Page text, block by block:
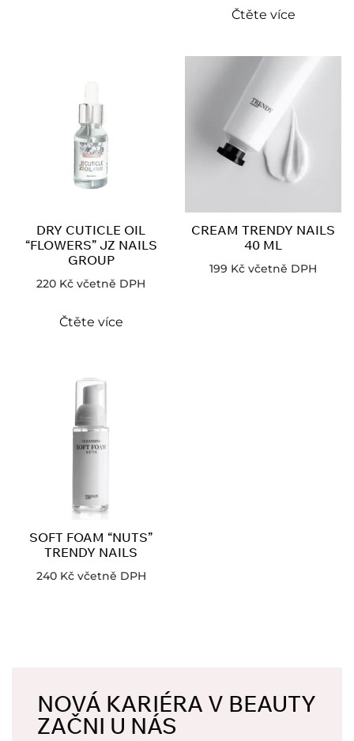
Čtěte více
DRY CUTICLE OIL
“FLOWERS” JZ NAILS
GROUP
220 Kč včetně DPH
Čtěte více
CREAM TRENDY NAILS
40 ML
199 Kč včetně DPH
SOFT FOAM “NUTS”
TRENDY NAILS
240 Kč včetně DPH
NOVÁ KARIÉRA V BEAUTY
ZAČNI U NÁS